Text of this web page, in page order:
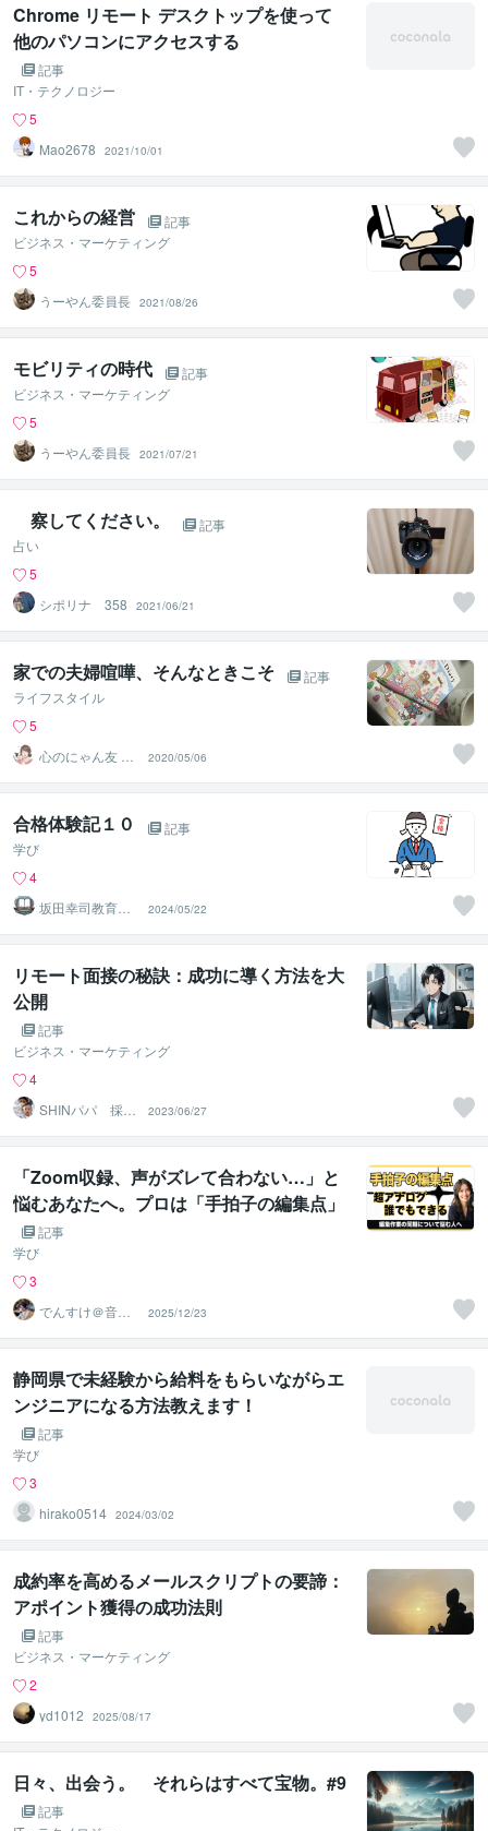
Chrome リモート デスクトップを使って
他のパソコンにアクセスする
記事
IT・テクノロジー
5
Mao2678
2021/10/01
これからの経営
記事
ビジネス・マーケティング
5
うーやん委員長 2021/08/26
モビリティの時代
記事
ビジネス・マーケティング
5
うーやん委員長 2021/07/21
察してください。
記事
占い
5
シポリナ 358
2021/06/21
家での夫婦喧嘩、そんなときこそ
記事
ライフスタイル
5
心のにゃん友 ゆ
かこ【うつ・復
縁相談】
2020/05/06
合格体験記１０
記事
学び
4
坂田幸司教育研
究所
2024/05/22
リモート面接の秘訣：成功に導く方法を大
公開
記事
ビジネス・マーケティング
4
SHINパパ 採用
に特化したツー
ルを提供
2023/06/27
「Zoom収録、声がズレて合わない…」と
悩むあなたへ。プロは「手拍子の編集点」
で解決！
記事
学び
3
でんすけ＠音声
メディアプロデ
ューサー
2025/12/23
静岡県で未経験から給料をもらいながらエ
ンジニアになる方法教えます！
記事
学び
3
hirako0514 2024/03/02
成約率を高めるメールスクリプトの要諦：
アポイント獲得の成功法則
記事
ビジネス・マーケティング
2
yd1012
2025/08/17
日々、出会う。 それらはすべて宝物。#9
記事